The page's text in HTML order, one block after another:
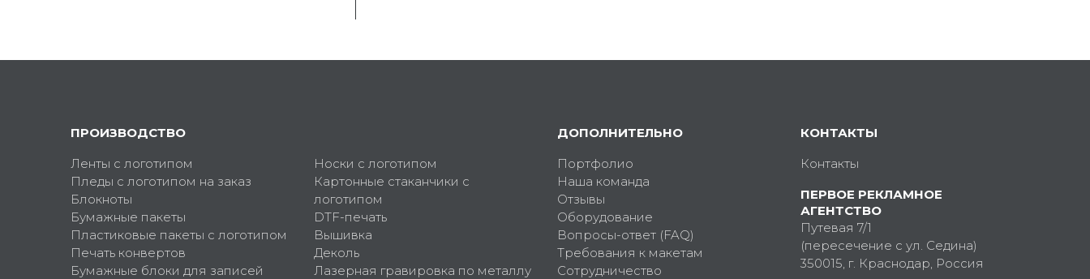
ПРОИЗВОДСТВО
Ленты с логотипом
Пледы с логотипом на заказ
Блокноты
Бумажные пакеты
Пластиковые пакеты с логотипом
Печать конвертов
Бумажные блоки для записей
Носки с логотипом
Картонные стаканчики с
логотипом
DTF-печать
Вышивка
Деколь
Лазерная гравировка по металлу
ДОПОЛНИТЕЛЬНО
Портфолио
Наша команда
Отзывы
Оборудование
Вопросы-ответ (FAQ)
Требования к макетам
Сотрудничество
КОНТАКТЫ
Контакты
ПЕРВОЕ РЕКЛАМНОЕ
АГЕНТСТВО
Путевая 7/1
(пересечение с ул. Седина)
350015, г. Краснодар, Россия